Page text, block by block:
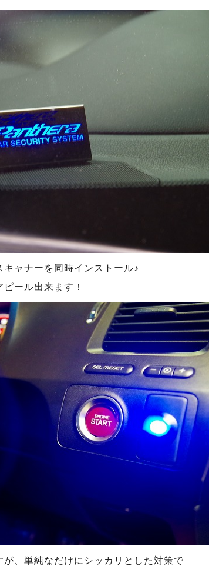
ャナーを同時インストール♪
ール出来ます！
、単純なだけにシッカリとした対策で